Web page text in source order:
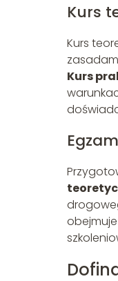
Kurs
Kurs
Kurs